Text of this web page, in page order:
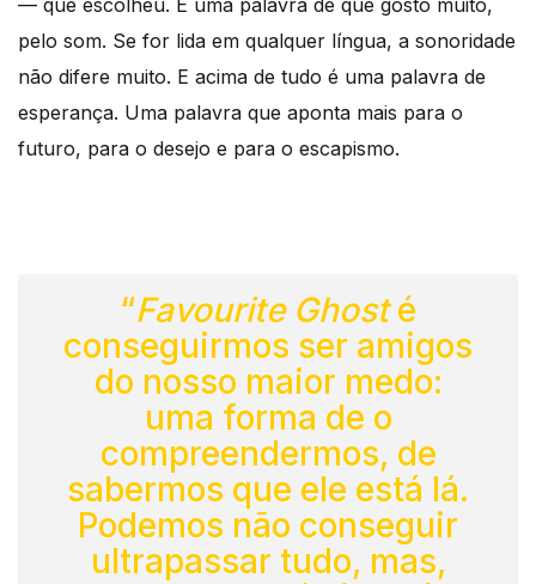
pelo som. Se for lida em qualquer língua, a sonoridade
não difere muito. E acima de tudo é uma palavra de
esperança. Uma palavra que aponta mais para o
futuro, para o desejo e para o escapismo.
“Favourite Ghosté
conseguirmos ser amigos
do nosso maior medo:
uma forma de o
compreendermos, de
sabermos que ele está lá.
Podemos não conseguir
ultrapassar tudo, mas,